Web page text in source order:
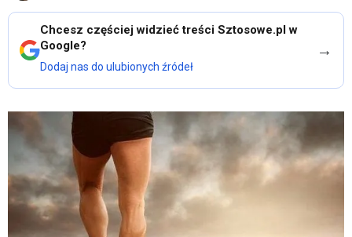
Chcesz częściej widzieć treści Sztosowe.pl w
Google?
Dodaj nas do ulubionych źródeł
→